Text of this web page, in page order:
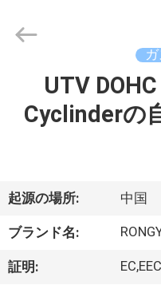
ダ
ク
ト
Shanghai
Rongyao
UTV
Cyclinderの
起源の場所: 中国
ブランド名:
証明: